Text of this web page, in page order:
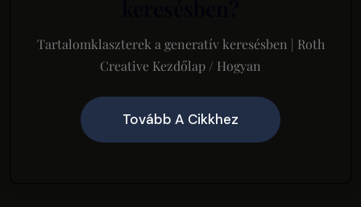
Tartalomklaszterek a generatív keresésben | Roth
Creative Kezdőlap / Hogyan
Tovább A Cikkhez